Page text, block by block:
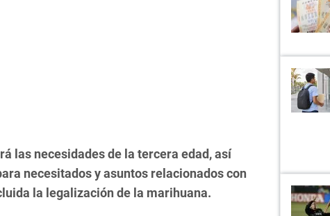
las necesidades de la tercera edad, así
necesitados y asuntos relacionados con
la legalización de la marihuana.